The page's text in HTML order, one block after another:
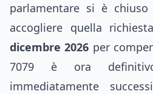
parlamentare si è
accogliere quella
dicembre 2026 per
7079 è ora
immediatamente